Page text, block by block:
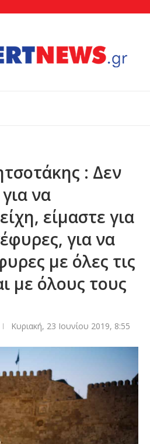
: Δεν
να
είμαστε για
για να
με όλες τις
με όλους τους
Κυριακή, 23 Ιουνίου 2019, 8:55